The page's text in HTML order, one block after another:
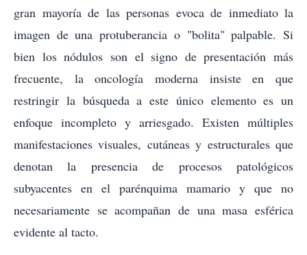
gran mayoría de las personas evoca de inmediato la
imagen de una protuberancia o "bolita" palpable. Si
bien los nódulos son el signo de presentación más
frecuente, la oncología moderna insiste en que
restringir la búsqueda a este único elemento es un
enfoque incompleto y arriesgado. Existen múltiples
manifestaciones visuales, cutáneas y estructurales que
denotan la presencia de procesos patológicos
subyacentes en el parénquima mamario y que no
necesariamente se acompañan de una masa esférica
evidente al tacto.